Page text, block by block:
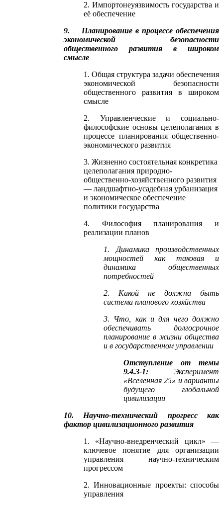
2. Импортонеуязвимость государства и
её обеспечение
9. Планирование в процессе обеспечения
экономической безопасности
общественного развития в широком
смысле
1. Общая структура задачи обеспечения
экономической безопасности
общественного развития в широком
смысле
2. Управленческие и социально-
философские основы целеполагания в
процессе планирования общественно-
экономического развития
3. Жизненно состоятельная конкретика
целеполагания природно-
общественно-хозяйственного развития
— ландшафтно-усадебная урбанизация
и экономическое обеспечение
политики государства
4. Философия планирования и
реализации планов
1. Динамика производственных
мощностей как таковая и
динамика общественных
потребностей
2. Какой не должна быть
система планового хозяйства
3. Что, как и для чего должно
обеспечивать долгосрочное
планирование в жизни общества
и в государственном управлении
Отступление от темы
9.4.3-1: Эксперимент
«Вселенная 25» и варианты
будущего глобальной
цивилизации
10. Научно-технический прогресс как
фактор цивилизационного развития
1. «Научно-внедренческий цикл» —
ключевое понятие для организации
управления научно-техническим
прогрессом
2. Инновационные проекты: способы
управления